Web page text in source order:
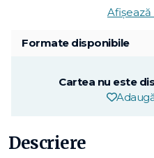
Formate disponibile
Cartea nu este
Descriere